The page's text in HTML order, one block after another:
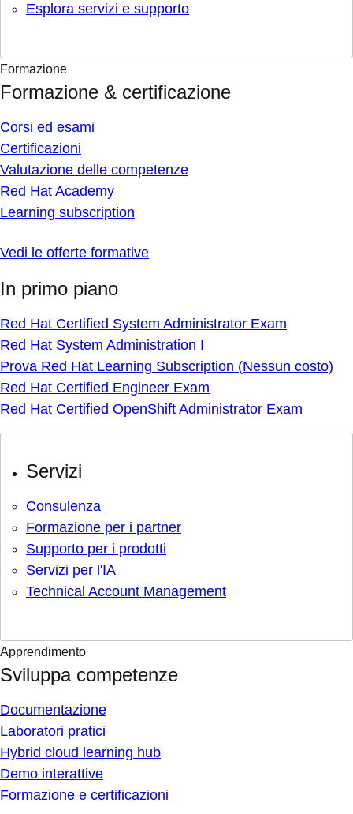
Esplora servizi e supporto
Formazione
Formazione & certificazione
Corsi ed esami
Certificazioni
Valutazione delle competenze
Red Hat Academy
Learning subscription
Vedi le offerte formative
In primo piano
Red Hat Certified System Administrator Exam
Red Hat System Administration I
Prova Red Hat Learning Subscription (Nessun costo)
Red Hat Certified Engineer Exam
Red Hat Certified OpenShift Administrator Exam
Servizi
Consulenza
Formazione per i partner
Supporto per i prodotti
Servizi per l'IA
Technical Account Management
Apprendimento
Sviluppa competenze
Documentazione
Laboratori pratici
Hybrid cloud learning hub
Demo interattive
Formazione e certificazioni